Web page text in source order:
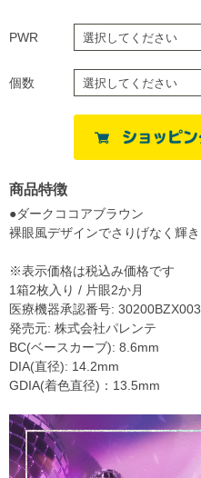
PWR
個数
商品特徴
●ダークココアブラウン
裸眼風デザインでさりげなく輝
※表示価格は税込み価格です
1箱2枚入り / 片眼2か月
医療機器承認番号:
発売元: 株式会社パレンテ
BC(ベースカーブ): 8.6mm
DIA(直径): 14.2mm
GDIA(着色直径)：13.5mm